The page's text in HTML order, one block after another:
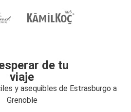
de tu
viaje
y asequibles de Estrasburgo a
Grenoble